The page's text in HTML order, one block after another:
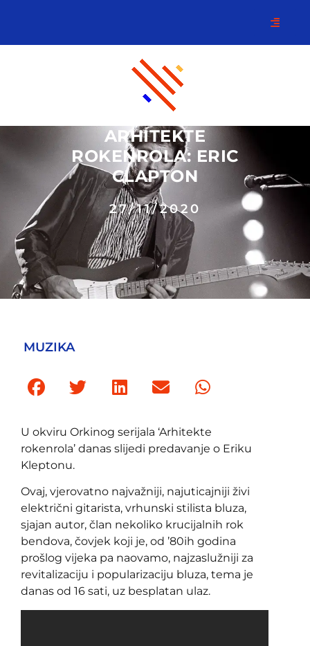
ARHITEKTE
ROKENROLA: ERIC
CLAPTON
27/11/2020
MUZIKA
U okviru Orkinog serijala ‘Arhitekte
rokenrola’ danas slijedi predavanje o Eriku
Kleptonu.
Ovaj, vjerovatno najvažniji, najuticajniji živi
električni gitarista, vrhunski stilista bluza,
sjajan autor, član nekoliko krucijalnih rok
bendova, čovjek koji je, od ’80ih godina
prošlog vijeka pa naovamo, najzaslužniji za
revitalizaciju i popularizaciju bluza, tema je
danas od 16 sati, uz besplatan ulaz.